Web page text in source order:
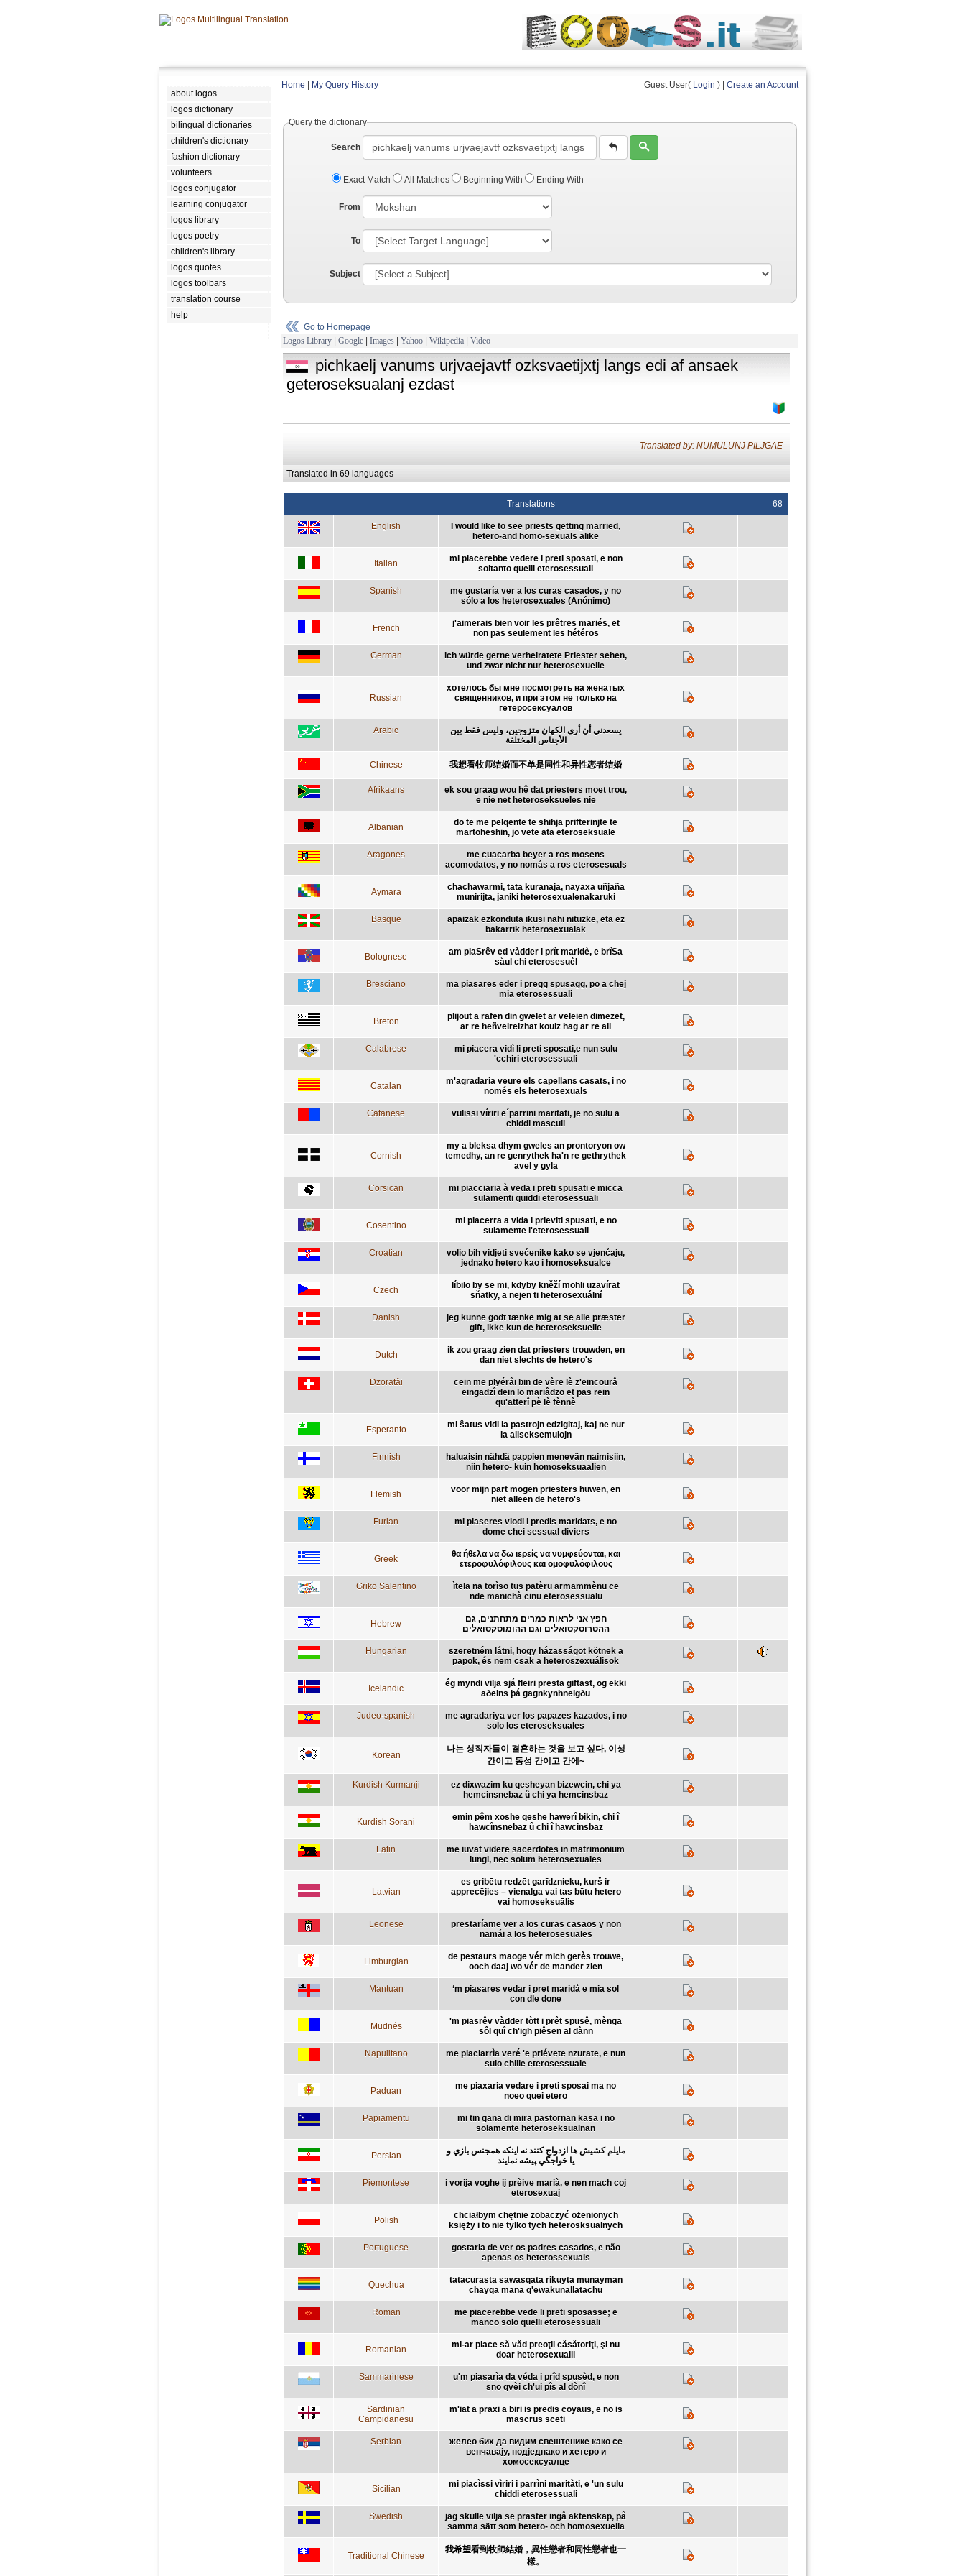
about logos
logos dictionary
bilingual dictionaries
children's dictionary
fashion dictionary
volunteers
logos conjugator
learning conjugator
logos library
logos poetry
children's library
logos quotes
logos toolbars
translation course
help
Home My Query History Guest User( Login ) | Create an Account
Query the dictionary
Search
Exact Match All Matches Beginning With Ending With
From
To
Subject
Go to Homepage
Logos Library | Google | Images | Yahoo | Wikipedia | Video
pichkaelj vanums urjvaejavtf ozksvaetijxtj langs edi af ansaek
geteroseksualanj ezdast
Translated by: NUMULUNJ PILJGAE
Translated in 69 languages
Translations 68
English
I would like to see priests getting married,
hetero-and homo-sexuals alike
Italian
mi piacerebbe vedere i preti sposati, e non
soltanto quelli eterosessuali
Spanish
me gustaría ver a los curas casados, y no
sólo a los heterosexuales (Anónimo)
French
j'aimerais bien voir les prêtres mariés, et
non pas seulement les hétéros
German
ich würde gerne verheiratete Priester sehen,
und zwar nicht nur heterosexuelle
Russian
хотелось бы мне посмотреть на женатых
священников, и при этом не только на
гетеросексуалов
Arabic
يسعدني أن أرى الكهان متزوجين، وليس فقط بين
الأجناس المختلفة
Chinese 我想看牧师结婚而不单是同性和异性恋者结婚
Afrikaans
ek sou graag wou hê dat priesters moet trou,
e nie net heteroseksueles nie
Albanian
do të më pëlqente të shihja priftërinjtë të
martoheshin, jo vetë ata eteroseksuale
Aragones
me cuacarba beyer a ros mosens
acomodatos, y no nomás a ros eterosesuals
Aymara
chachawarmi, tata kuranaja, nayaxa uñjaña
munirijta, janiki heterosexualenakaruki
Basque
apaizak ezkonduta ikusi nahi nituzke, eta ez
bakarrik heterosexualak
Bolognese
am piaSrêv ed vàdder i prît maridè, e brîSa
såul chi eterosesuèl
Bresciano
ma piasares eder i pregg spusagg, po a chej
mia eterosessuali
Breton
plijout a rafen din gwelet ar veleien dimezet,
ar re heñvelreizhat koulz hag ar re all
Calabrese
mi piacera vidì li preti sposati,e nun sulu
'cchiri eterosessuali
Catalan
m'agradaria veure els capellans casats, i no
només els heterosexuals
Catanese
vulissi víriri e´parrini maritati, je no sulu a
chiddi masculi
Cornish
my a bleksa dhym gweles an prontoryon ow
temedhy, an re genrythek ha'n re gethrythek
avel y gyla
Corsican
mi piacciaria à veda i preti spusati e micca
sulamenti quiddi eterosessuali
Cosentino
mi piacerra a vida i prieviti spusati, e no
sulamente l'eterosessuali
Croatian
volio bih vidjeti svećenike kako se vjenčaju,
jednako hetero kao i homoseksualce
Czech
líbilo by se mi, kdyby kněží mohli uzavírat
sňatky, a nejen ti heterosexuální
Danish
jeg kunne godt tænke mig at se alle præster
gift, ikke kun de heteroseksuelle
Dutch
ik zou graag zien dat priesters trouwden, en
dan niet slechts de hetero's
Dzoratâi
cein me plyérâi bin de vère lè z'eincourâ
eingadzî dein lo mariâdzo et pas rein
qu'atterî pè lè fènnè
Esperanto
mi ŝatus vidi la pastrojn edzigitaj, kaj ne nur
la aliseksemulojn
Finnish
haluaisin nähdä pappien menevän naimisiin,
niin hetero- kuin homoseksuaalien
Flemish
voor mijn part mogen priesters huwen, en
niet alleen de hetero's
Furlan
mi plaseres viodi i predis maridats, e no
dome chei sessual diviers
Greek
θα ήθελα να δω ιερείς να νυμφεύονται, και
ετεροφυλόφιλους και ομοφυλόφιλους
Griko Salentino
ìtela na torìso tus patèru armammènu ce
nde manichà cinu eterosessualu
Hebrew
חפץ אני לראות כמרים מתחתנים, גם
ההטרוסקסואלים וגם ההומוסקסואלים
Hungarian
szeretném látni, hogy házasságot kötnek a
papok, és nem csak a heteroszexuálisok
Icelandic
ég myndi vilja sjá fleiri presta giftast, og ekki
aðeins þá gagnkynhneigðu
Judeo-spanish
me agradariya ver los papazes kazados, i no
solo los eteroseksuales
Korean
나는 성직자들이 결혼하는 것을 보고 싶다, 이성
간이고 동성 간이고 간에~
Kurdish Kurmanji
ez dixwazim ku qesheyan bizewcin, chi ya
hemcinsnebaz û chi ya hemcinsbaz
Kurdish Sorani
emin pêm xoshe qeshe hawerî bikin, chi î
hawcînsnebaz û chi î hawcinsbaz
Latin
me iuvat videre sacerdotes in matrimonium
iungi, nec solum heterosexuales
Latvian
es gribētu redzēt garīdznieku, kurš ir
apprecējies – vienalga vai tas būtu hetero
vai homoseksuālis
Leonese
prestaríame ver a los curas casaos y non
namái a los heterosesuales
Limburgian
de pestaurs maoge vér mich gerès trouwe,
ooch daaj wo vér de mander zien
Mantuan
‘m piasares vedar i pret maridà e mia sol
con dle done
Mudnés
'm piasrêv vàdder tòtt i prêt spusê, mènga
sôl quî ch'igh piêsen al dànn
Napulitano
me piaciarrìa veré 'e priévete nzurate, e nun
sulo chille eterosessuale
Paduan
me piaxaria vedare i preti sposai ma no
noeo quei etero
Papiamentu
mi tin gana di mira pastornan kasa i no
solamente heteroseksualnan
Persian
مايلم كشيش ها ازدواج كنند نه اينكه همجنس بازي و
يا خواجگي پيشه نمايند
Piemontese
i vorija voghe ij prèive marià, e nen mach coj
eterosexuaj
Polish
chciałbym chętnie zobaczyć ożenionych
księży i to nie tylko tych heterosksualnych
Portuguese
gostaria de ver os padres casados, e não
apenas os heterossexuais
Quechua
tatacurasta sawasqata rikuyta munayman
chayqa mana q'ewakunallatachu
Roman
me piacerebbe vede li preti sposasse; e
manco solo quelli eterosessuali
Romanian
mi-ar place să văd preoţii căsătoriţi, şi nu
doar heterosexualii
Sammarinese
u'm piasarìa da véda i prîd spusèd, e non
sno qvèi ch'ui pîs al dònî
Sardinian
Campidanesu
m'iat a praxi a biri is predis coyaus, e no is
mascrus sceti
Serbian
желео бих да видим свештенике како се
венчавају, подједнако и хетеро и
хомосексуалце
Sicilian
mi piacìssi vìriri i parrìni maritàti, e 'un sulu
chiddi eterosessuali
Swedish
jag skulle vilja se präster ingå äktenskap, på
samma sätt som hetero- och homosexuella
Traditional Chinese
我希望看到牧師結婚，異性戀者和同性戀者也一
樣。